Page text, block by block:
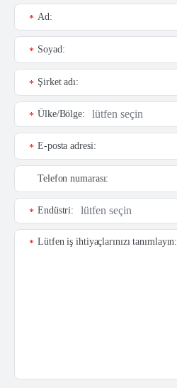
Ad:
*
Soyad:
*
Şirket adı:
*
Ülke/Bölge:
*
E-posta adresi:
*
Telefon numarası:
Endüstri:
*
Lütfen iş ihtiyaçlarınızı tanımlayın:
*